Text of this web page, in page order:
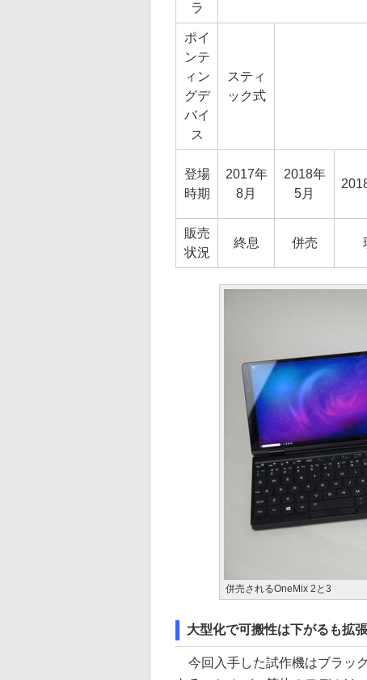
ラ
ポイ
ンテ
ィン
グデ
バイ
ス
スティ
ック式
登場
時期
2017年
8月
2018年
5月
販売
状況
終息 併売
併売されるOneMix 2と3
大型化で可搬性は下がるも拡
今回入手した試作機はブラッ